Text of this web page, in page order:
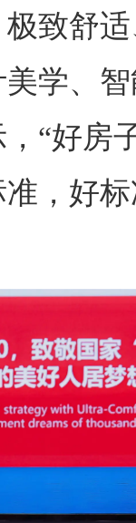
致舒
学、
“好房
，好